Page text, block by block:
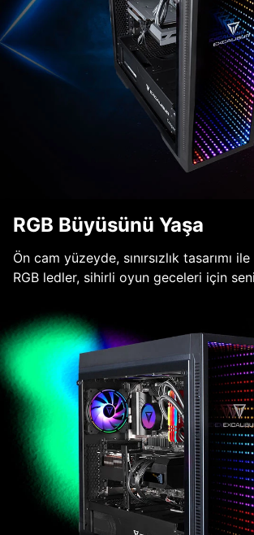
RGB Büyüsünü Yaşa
Ön cam yüzeyde, sınırsızlık tasarımı
RGB ledler, sihirli oyun geceleri için